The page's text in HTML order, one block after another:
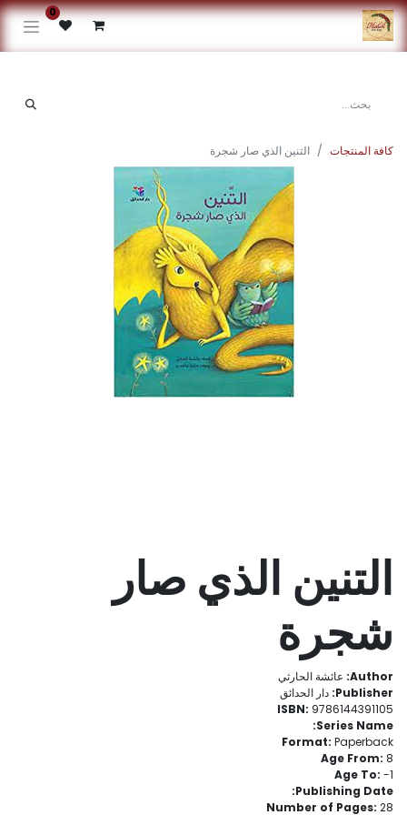
0
كافة المنتجات التنين الذي صار شجرة
التنين الذي صار
شجرة
Author: عائشة الحارثي
Publisher: دار الحدائق
ISBN: 9786144391105
Series Name:
Format: Paperback
Age From: 8
Age To: - 1
Publishing Date:
Number of Pages: 28